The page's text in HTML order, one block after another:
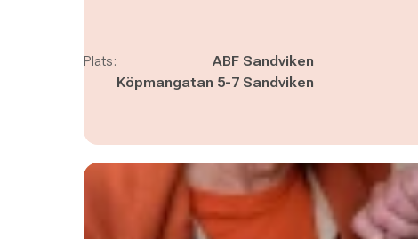
Plats:
ABF Sandviken
Köpmangatan 5-7 Sandviken